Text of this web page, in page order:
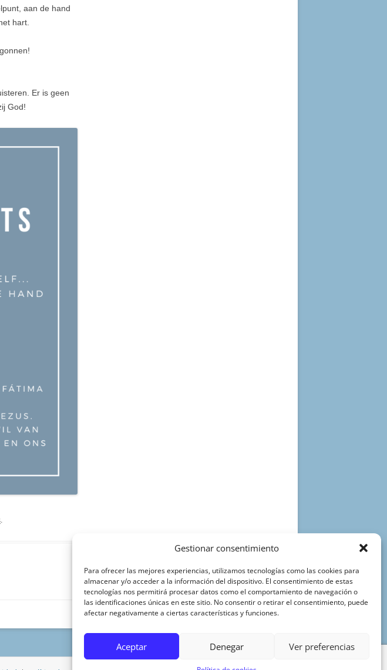
Gestionar consentimiento
Para ofrecer las mejores experiencias, utilizamos tecnologías como las cookies para
almacenar y/o acceder a la información del dispositivo. El consentimiento de estas
tecnologías nos permitirá procesar datos como el comportamiento de navegación o
las identificaciones únicas en este sitio. No consentir o retirar el consentimiento, puede
afectar negativamente a ciertas características y funciones.
Aceptar Denegar Ver preferencias
aan de hand
hart.
Er is geen
God!
.